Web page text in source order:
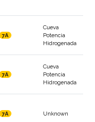
7A
Cueva
Potencia
Hidrogenada
7A
Cueva
Potencia
Hidrogenada
7A Unknown